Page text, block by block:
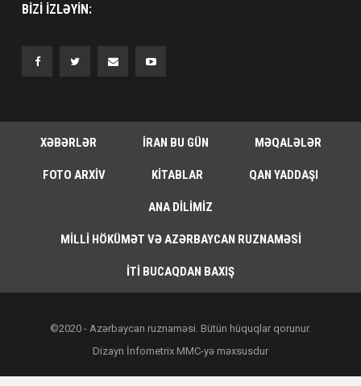
BIZI IZLƏYIN:
XƏBƏRLƏR İRAN BU GÜN MƏQALƏLƏR
FOTO ARXIV KITABLAR QAN YADDAŞI
ANA DILIMIZ
MILLI HÖKÜMƏT VƏ AZƏRBAYCAN RUZNAMƏSI
İTI BUCAQDAN BAXIŞ
©2020 - Azərbaycan ruznaməsi. Bütün hüquqlar qorunur.
Dizayn İnfometrix MMC-yə məxsusdur